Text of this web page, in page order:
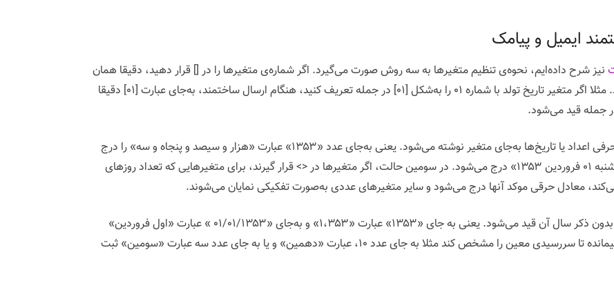
ایمیل و پیامک
نیز شرح داده‌ایم، نحوه‌ی تنظیم متغیرها به سه روش صورت می‌گیرد. اگر شماره‌ی متغیرها را در [] قرار دهید، دقیقا همان
محتوای شرح‌داده‌شده، فراخوانی و جایگزین خواهد شد. مثلا اگر متغیر تاریخ تولد با شماره ۰۱ را به‌شکل [۰۱] در جمله تعریف کنید، هنگام ارسال ساختمند، به‌جای عبارت [۰۱] دقیقا
اگر متغیرها در {} قرار گیرند، هنگام جایگزینی، معادل حرفی اعداد یا تاریخ‌ها به‌جای متغیر نوشته می‌شود. یعنی به‌جای عدد «۱۳۵۳» عبارت «هزار و سیصد و پنجاه و سه» را درج
خواهد کرد و به‌جای تاریخ «۰۱/۰۱/۱۳۵۳ » عبارت «پنج‌شنبه ۰۱ فروردین ۱۳۵۳» درج می‌شود. در سومین حالت، اگر متغیرها در <> قرار گیرند، برای متغیرهایی که تعداد روزهای
معادل حرقی موکد آنها درج می‌شود و سایر متغیرهای عددی به‌صورت تفکیکی نمایان می‌شوند.
همچنین معادل حرفی روز و ماه ستون‌های تاریخی نیز بدون ذکر سال آن قید می‌شود. یعنی به جای «۱۳۵۳» عبارت «۱،۳۵۳» و به‌جای «۰۱/۰۱/۱۳۵۳ » عبارت «اول فروردین»
نوشته می‌شود. همچنین اگر متغیری تعداد روزهای باقیمانده تا سررسیدی معین را مشخص کند مثلا به جای عدد ۱۰، عبارت «دهمین» و یا به جای عدد سه عبارت «سومین» ثبت